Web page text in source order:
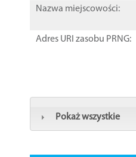
Nazwa miejscowości:
Adres URI zasobu PRNG:
Pokaż wszystkie